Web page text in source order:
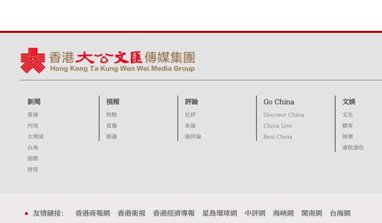
新聞
香港
內地
大灣區
台海
國際
財經
視頻
熱點
直播
精選
評論
社評
來論
港評論
Go China
Discover China
China Live
Real China
文娛
文化
體育
娛樂
港飲港色
友情鏈接： 香港商報網 香港衛視 香港經濟導報 星島環球網 中評網 海峽網 閩南網 台海網